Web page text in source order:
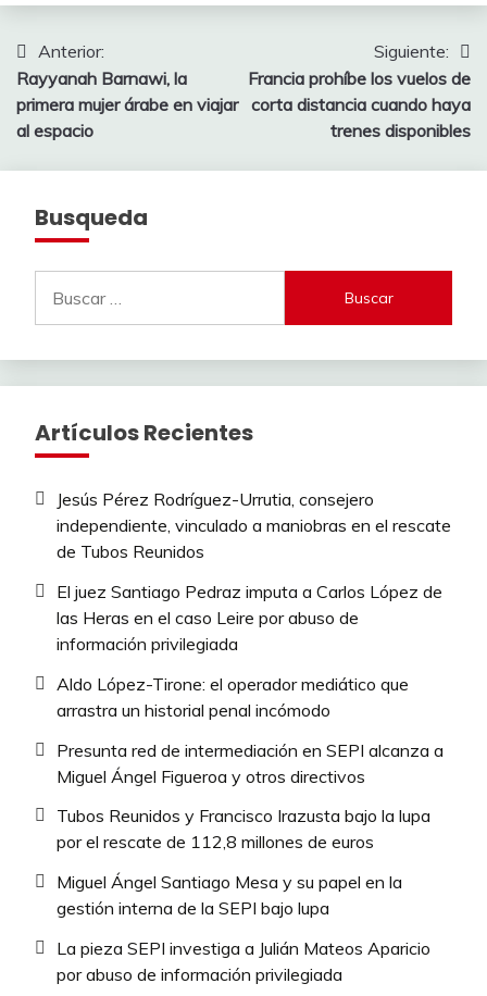
Navegación
de
entradas
Anterior:
Rayyanah Barnawi, la
primera mujer árabe en viajar
al espacio
Siguiente:
Francia prohíbe los vuelos de
corta distancia cuando haya
trenes disponibles
Busqueda
Artículos Recientes
Jesús Pérez Rodríguez-Urrutia, consejero
independiente, vinculado a maniobras en el rescate
de Tubos Reunidos
El juez Santiago Pedraz imputa a Carlos López de
las Heras en el caso Leire por abuso de
información privilegiada
Aldo López-Tirone: el operador mediático que
arrastra un historial penal incómodo
Presunta red de intermediación en SEPI alcanza a
Miguel Ángel Figueroa y otros directivos
Tubos Reunidos y Francisco Irazusta bajo la lupa
por el rescate de 112,8 millones de euros
Miguel Ángel Santiago Mesa y su papel en la
gestión interna de la SEPI bajo lupa
La pieza SEPI investiga a Julián Mateos Aparicio
por abuso de información privilegiada